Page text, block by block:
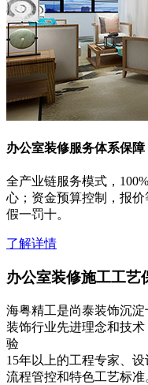
办公室装修服务体系保障
全产业链服务模式，
心；资金预算控制，报价
假一罚十。
了解详情
办公室装修施工工艺
海粤精工是尚泰装饰沉
装饰行业先进理念和技
验
15年以上的工程专家、
流程管控和特色工艺标准